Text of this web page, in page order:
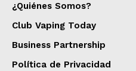
¿Quiénes Somos?
Club Vaping Today
Business Partnership
Política de Privacidad